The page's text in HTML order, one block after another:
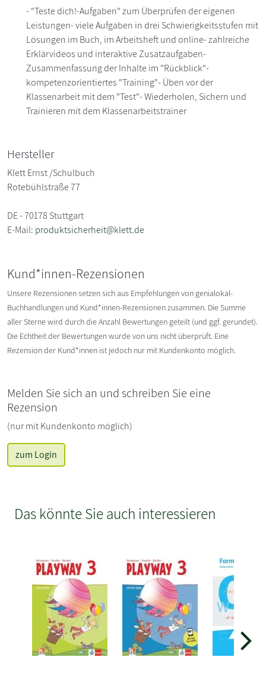
- "Teste dich!-Aufgaben" zum Überprüfen der eigenen
Leistungen- viele Aufgaben in drei Schwierigkeitsstufen mit
Lösungen im Buch, im Arbeitsheft und online- zahlreiche
Erklärvideos und interaktive Zusatzaufgaben-
Zusammenfassung der Inhalte im "Rückblick"-
kompetenzorientiertes "Training"- Üben vor der
Klassenarbeit mit dem "Test"- Wiederholen, Sichern und
Trainieren mit dem Klassenarbeitstrainer
Hersteller
Klett Ernst /Schulbuch
Rotebühlstraße 77
DE - 70178 Stuttgart
E-Mail: produktsicherheit@klett.de
Kund*innen-Rezensionen
Unsere Rezensionen setzen sich aus Empfehlungen von genialokal-
Buchhandlungen und Kund*innen-Rezensionen zusammen. Die Summe
aller Sterne wird durch die Anzahl Bewertungen geteilt (und ggf. gerundet).
Die Echtheit der Bewertungen wurde von uns nicht überprüft. Eine
Rezension der Kund*innen ist jedoch nur mit Kundenkonto möglich.
Melden Sie sich an und schreiben Sie eine
Rezension
(nur mit Kundenkonto möglich)
zum Login
Das könnte Sie auch interessieren